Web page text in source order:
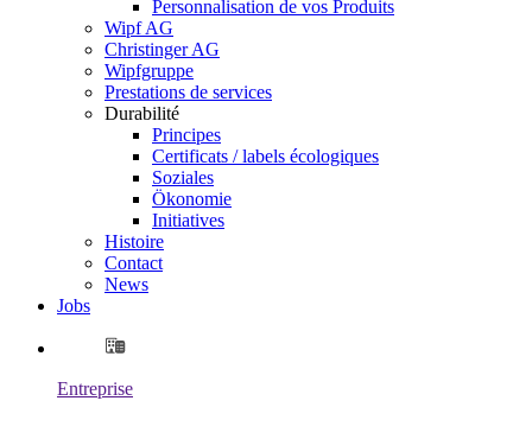
Personnalisation de vos Produits
Wipf AG
Christinger AG
Wipfgruppe
Prestations de services
Durabilité
Principes
Certificats / labels écologiques
Soziales
Ökonomie
Initiatives
Histoire
Contact
News
Jobs
Entreprise